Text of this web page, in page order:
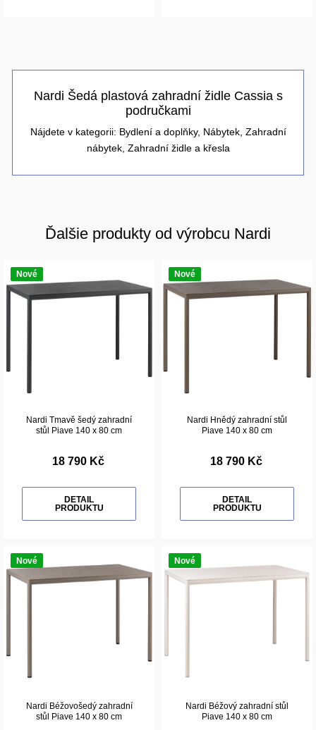
Nardi Šedá plastová zahradní židle Cassia s
područkami
Nájdete v kategorii: Bydlení a doplňky, Nábytek, Zahradní
nábytek, Zahradní židle a křesla
Ďalšie produkty od výrobcu Nardi
Nové
Nardi Tmavě šedý zahradní
stůl Piave 140 x 80 cm
18 790 Kč
DETAIL
PRODUKTU
Nové
Nardi Hnědý zahradní stůl
Piave 140 x 80 cm
18 790 Kč
DETAIL
PRODUKTU
Nové
Nardi Béžovošedý zahradní
stůl Piave 140 x 80 cm
Nové
Nardi Béžový zahradní stůl
Piave 140 x 80 cm